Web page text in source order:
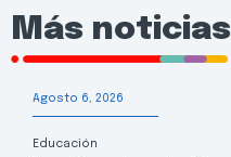
Más noticias
Agosto 6, 2026
Educación